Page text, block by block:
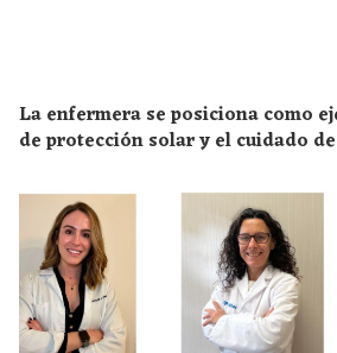
La enfermera se posiciona como
de protección solar y el cuidado